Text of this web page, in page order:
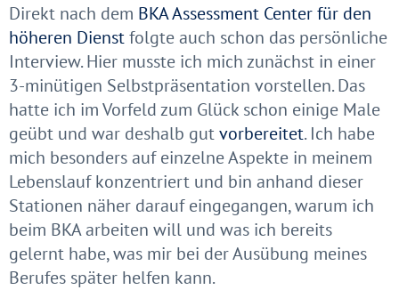
Direkt nach dem BKA Assessment Center für den
höheren Dienstfolgte auch schon das persönliche
Interview. Hier musste ich mich zunächst in einer
3-minütigen Selbstpräsentation vorstellen. Das
hatte ich im Vorfeld zum Glück schon einige Male
geübt und war deshalb gutvorbereitet. Ich habe
mich besonders auf einzelne Aspekte in meinem
Lebenslauf konzentriert und bin anhand dieser
Stationen näher darauf eingegangen, warum ich
beim BKA arbeiten will und was ich bereits
gelernt habe, was mir bei der Ausübung meines
Berufes später helfen kann.